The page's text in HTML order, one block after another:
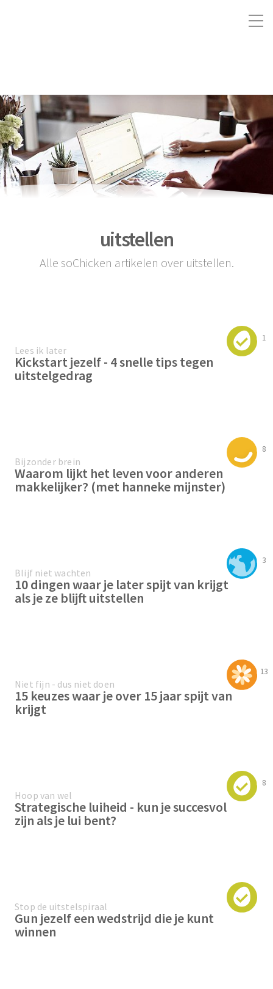
uitstellen
Alle soChicken artikelen over uitstellen.
1
Lees ik later
Kickstart jezelf - 4 snelle tips tegen
uitstelgedrag
8
Bijzonder brein
Waarom lijkt het leven voor anderen
makkelijker? (met hanneke mijnster)
3
Blijf niet wachten
10 dingen waar je later spijt van krijgt
als je ze blijft uitstellen
13
Niet fijn - dus niet doen
15 keuzes waar je over 15 jaar spijt van
krijgt
8
Hoop van wel
Strategische luiheid - kun je succesvol
zijn als je lui bent?
Stop de uitstelspiraal
Gun jezelf een wedstrijd die je kunt
winnen